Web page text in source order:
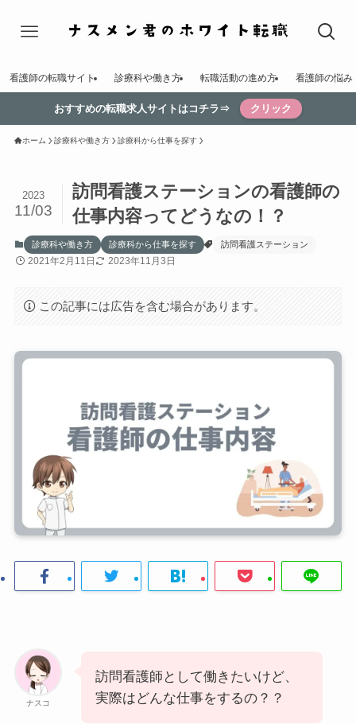
看護師の転職サイト 診療科や働き方 転職活動の進め方 看護師の悩み
おすすめの転職求人サイトはコチラ⇒ クリック
ホーム 診療科や働き方 診療科から仕事を探す
訪問看護ステーションの看護師の
仕事内容ってどうなの！？
2023
11/03
診療科や働き方 診療科から仕事を探す 訪問看護ステーション
2021年2月11日 2023年11月3日
この記事には広告を含む場合があります。
ナスコ
訪問看護師として働きたいけど、
実際はどんな仕事をするの？？